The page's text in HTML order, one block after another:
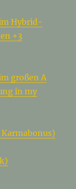
Hybrid-
+3
großen A
in my